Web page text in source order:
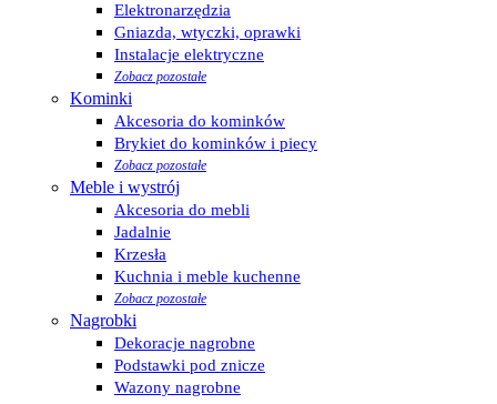
Elektronarzędzia
Gniazda, wtyczki, oprawki
Instalacje elektryczne
Zobacz pozostałe
Kominki
Akcesoria do kominków
Brykiet do kominków i piecy
Zobacz pozostałe
Meble i wystrój
Akcesoria do mebli
Jadalnie
Krzesła
Kuchnia i meble kuchenne
Zobacz pozostałe
Nagrobki
Dekoracje nagrobne
Podstawki pod znicze
Wazony nagrobne